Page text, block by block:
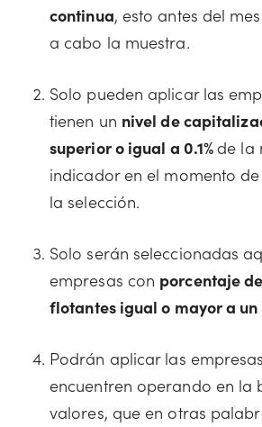
continua, esto antes del
a cabo la muestra.
Solo pueden aplicar las
tienen un nivel de
superior o igual a 0.1% de la
indicador en el momento
la selección.
Solo serán seleccionadas
empresas con porcentaje
flotantes igual o mayor a un
Podrán aplicar las
encuentren operando en la
valores, que en otras